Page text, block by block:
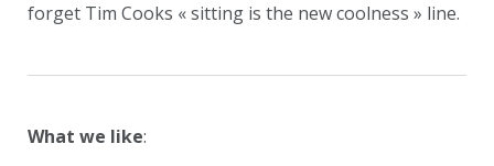
forget Tim Cooks « sitting is the new coolness » line.
What we like: